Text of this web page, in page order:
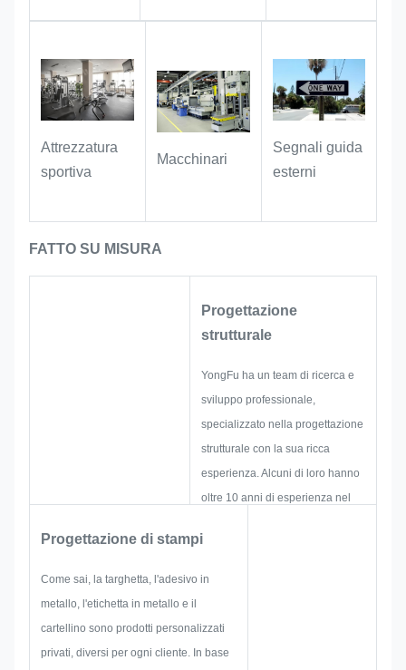
aziendali/aziendali, aggiungendo un
marchio unico per elevare l'atmosfera
premium e il valore commemorativo
Attrezzatura
sportiva
Macchinari
Segnali guida
esterni
FATTO SU MISURA
Progettazione
strutturale
YongFu ha un team di ricerca e
sviluppo professionale,
specializzato nella progettazione
strutturale con la sua ricca
esperienza. Alcuni di loro hanno
oltre 10 anni di esperienza nel
etichette metalliche e delle
Progettazione di stampi
Come sai, la targhetta, l'adesivo in
metallo, l'etichetta in metallo e il
cartellino sono prodotti personalizzati
privati, diversi per ogni cliente. In base